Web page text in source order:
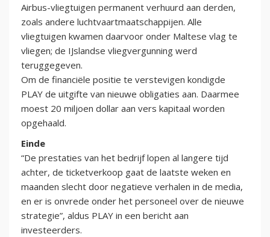
Airbus-vliegtuigen permanent verhuurd aan derden,
zoals andere luchtvaartmaatschappijen. Alle
vliegtuigen kwamen daarvoor onder Maltese vlag te
vliegen; de IJslandse vliegvergunning werd
teruggegeven.
Om de financiële positie te verstevigen kondigde
PLAY de uitgifte van nieuwe obligaties aan. Daarmee
moest 20 miljoen dollar aan vers kapitaal worden
opgehaald.
Einde
“De prestaties van het bedrijf lopen al langere tijd
achter, de ticketverkoop gaat de laatste weken en
maanden slecht door negatieve verhalen in de media,
en er is onvrede onder het personeel over de nieuwe
strategie”, aldus PLAY in een bericht aan
investeerders.